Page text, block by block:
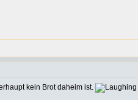
kein Brot daheim ist.